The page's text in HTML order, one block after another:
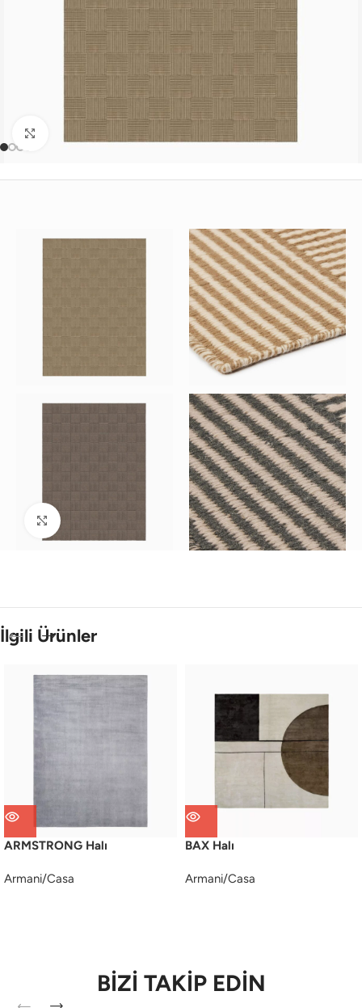
Büyütmek için tıklayın
Büyütmek için tıklayın
İlgili Ürünler
ARMSTRONG Halı
Armani/Casa
BAX Halı
Armani/Casa
BİZİ TAKİP EDİN